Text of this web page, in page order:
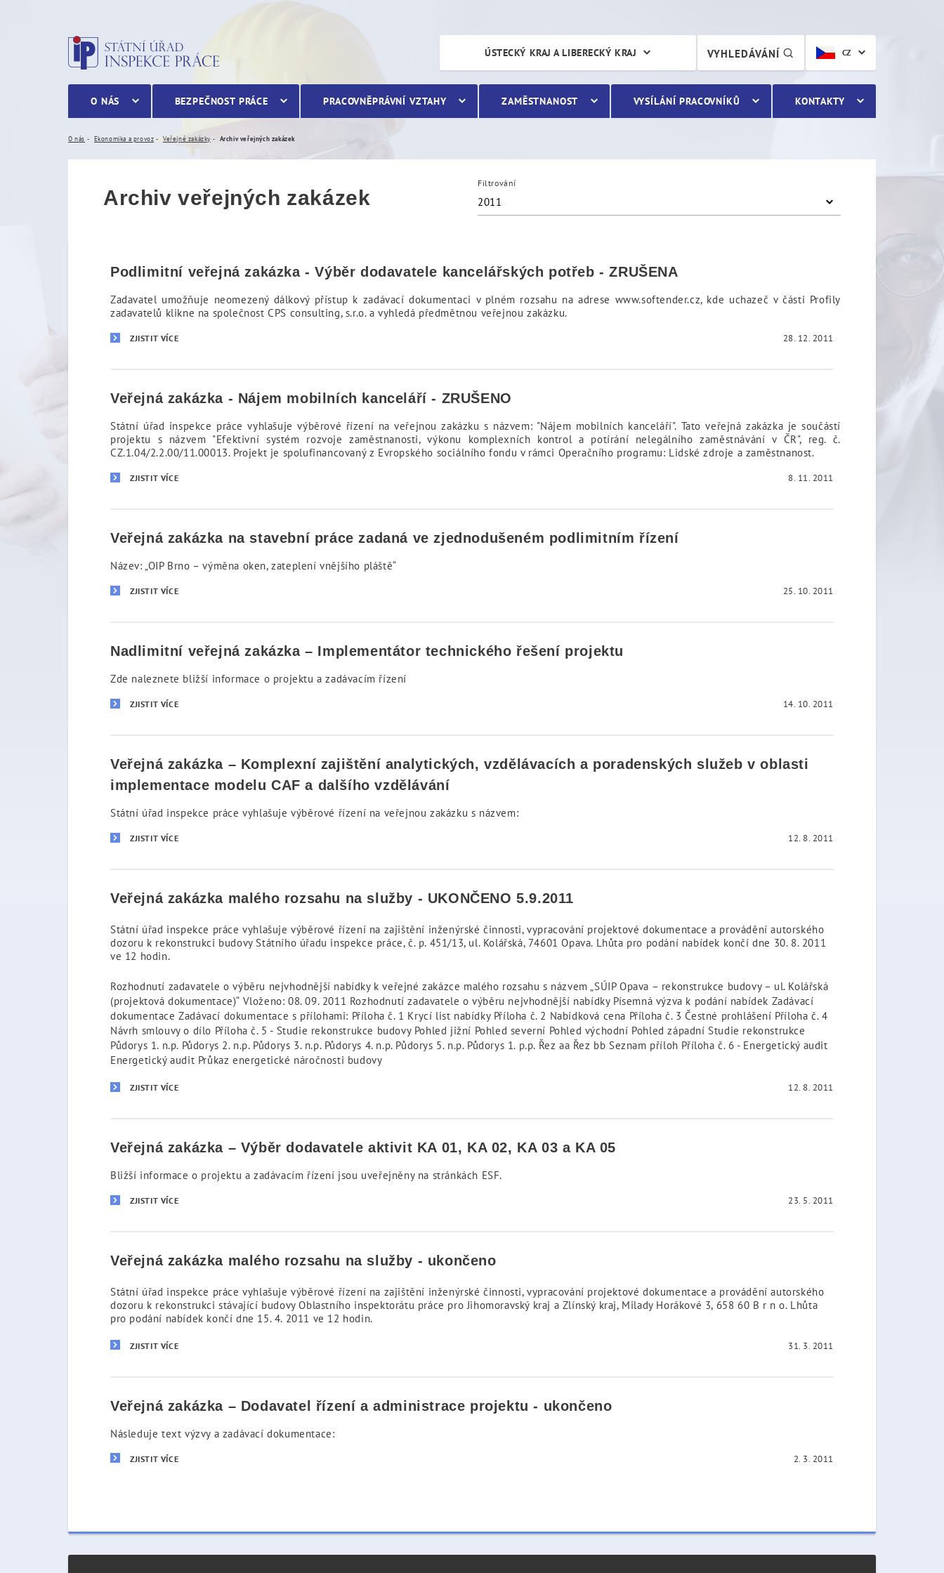
Archiv veřejných zakázek
CZ
VYHLEDÁVÁNÍ
ÚSTECKÝ KRAJ A LIBERECKÝ KRAJ
O NÁS BEZPEČNOST PRÁCE PRACOVNĚPRÁVNÍ VZTAHY ZAMĚSTNANOST VYSÍLÁNÍ PRACOVNÍKŮ KONTAKTY
O nás Ekonomika a provoz Veřejné zakázky Archiv veřejných zakázek
Archiv veřejných zakázek
Filtrování
2011
Podlimitní veřejná zakázka - Výběr dodavatele kancelářských potřeb - ZRUŠENA
Zadavatel umožňuje neomezený dálkový přístup k zadávací dokumentaci v plném rozsahu na adrese www.softender.cz, kde uchazeč v části Profily
zadavatelů klikne na společnost CPS consulting, s.r.o. a vyhledá předmětnou veřejnou zakázku.
ZJISTIT VÍCE 28. 12. 2011
Veřejná zakázka - Nájem mobilních kanceláří - ZRUŠENO
Státní úřad inspekce práce vyhlašuje výběrové řízení na veřejnou zakázku s názvem: "Nájem mobilních kanceláří". Tato veřejná zakázka je součástí
projektu s názvem "Efektivní systém rozvoje zaměstnanosti, výkonu komplexních kontrol a potírání nelegálního zaměstnávání v ČR", reg. č.
CZ.1.04/2.2.00/11.00013. Projekt je spolufinancovaný z Evropského sociálního fondu v rámci Operačního programu: Lidské zdroje a zaměstnanost.
ZJISTIT VÍCE 8. 11. 2011
Veřejná zakázka na stavební práce zadaná ve zjednodušeném podlimitním řízení
Název: „OIP Brno – výměna oken, zateplení vnějšího pláště“
ZJISTIT VÍCE 25. 10. 2011
Nadlimitní veřejná zakázka – Implementátor technického řešení projektu
Zde naleznete bližší informace o projektu a zadávacím řízení
ZJISTIT VÍCE 14. 10. 2011
Veřejná zakázka – Komplexní zajištění analytických, vzdělávacích a poradenských služeb v oblasti
implementace modelu CAF a dalšího vzdělávání
Státní úřad inspekce práce vyhlašuje výběrové řízení na veřejnou zakázku s názvem:
ZJISTIT VÍCE 12. 8. 2011
Veřejná zakázka malého rozsahu na služby - UKONČENO 5.9.2011
Státní úřad inspekce práce vyhlašuje výběrové řízení na zajištění inženýrské činnosti, vypracování projektové dokumentace a provádění autorského
dozoru k rekonstrukci budovy Státního úřadu inspekce práce, č. p. 451/13, ul. Kolářská, 74601 Opava. Lhůta pro podání nabídek končí dne 30. 8. 2011
ve 12 hodin.
Rozhodnutí zadavatele o výběru nejvhodnější nabídky k veřejné zakázce malého rozsahu s názvem „SÚIP Opava – rekonstrukce budovy – ul. Kolářská
(projektová dokumentace)“ Vloženo: 08. 09. 2011 Rozhodnutí zadavatele o výběru nejvhodnější nabídky Písemná výzva k podání nabídek Zadávací
dokumentace Zadávací dokumentace s přílohami: Příloha č. 1 Krycí list nabídky Příloha č. 2 Nabídková cena Příloha č. 3 Čestné prohlášení Příloha č. 4
Návrh smlouvy o dílo Příloha č. 5 - Studie rekonstrukce budovy Pohled jižní Pohled severní Pohled východní Pohled západní Studie rekonstrukce
Půdorys 1. n.p. Půdorys 2. n.p. Půdorys 3. n.p. Půdorys 4. n.p. Půdorys 5. n.p. Půdorys 1. p.p. Řez aa Řez bb Seznam příloh Příloha č. 6 - Energetický audit
Energetický audit Průkaz energetické náročnosti budovy
ZJISTIT VÍCE 12. 8. 2011
Veřejná zakázka – Výběr dodavatele aktivit KA 01, KA 02, KA 03 a KA 05
Bližší informace o projektu a zadávacím řízení jsou uveřejněny na stránkách ESF.
ZJISTIT VÍCE 23. 5. 2011
Veřejná zakázka malého rozsahu na služby - ukončeno
Státní úřad inspekce práce vyhlašuje výběrové řízení na zajištění inženýrské činnosti, vypracování projektové dokumentace a provádění autorského
dozoru k rekonstrukci stávající budovy Oblastního inspektorátu práce pro Jihomoravský kraj a Zlínský kraj, Milady Horákové 3, 658 60 B r n o. Lhůta
pro podání nabídek končí dne 15. 4. 2011 ve 12 hodin.
ZJISTIT VÍCE 31. 3. 2011
Veřejná zakázka – Dodavatel řízení a administrace projektu - ukončeno
Následuje text výzvy a zadávací dokumentace:
ZJISTIT VÍCE 2. 3. 2011